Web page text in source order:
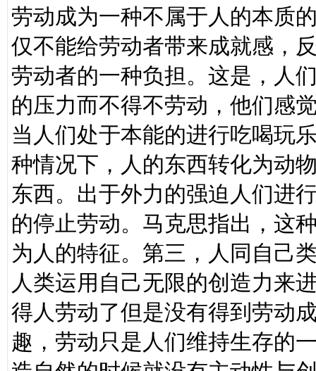
劳动成为一种不属于人的本质
仅不能给劳动者带来成就感，
劳动者的一种负担。这是，人
的压力而不得不劳动，他们感
当人们处于本能的进行吃喝玩
种情况下，人的东西转化为动
东西。出于外力的强迫人们进
的停止劳动。马克思指出，这
为人的特征。第三，人同自己
人类运用自己无限的创造力来
得人劳动了但是没有得到劳动
趣，劳动只是人们维持生存的